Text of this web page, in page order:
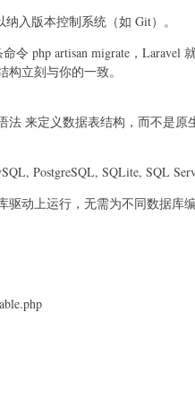
入版本控制系统（如 Git）。
令 php artisan migrate，Laravel
立刻与你的一致。
法 来定义数据表结构，而不是原
PostgreSQL, SQLite, SQL
驱动上运行，无需为不同数据库